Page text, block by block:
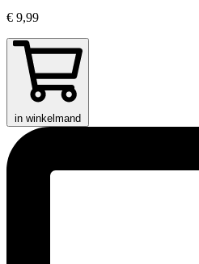
€ 9,99
in winkelmand